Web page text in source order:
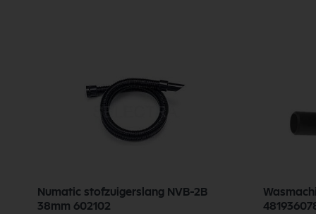
Numatic stofzuigerslang NVB-2B
38mm 602102